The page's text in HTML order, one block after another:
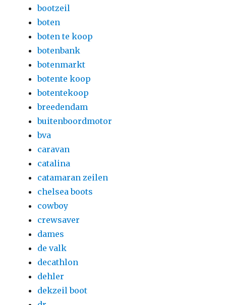
bootzeil
boten
boten te koop
botenbank
botenmarkt
botente koop
botentekoop
breedendam
buitenboordmotor
bva
caravan
catalina
catamaran zeilen
chelsea boots
cowboy
crewsaver
dames
de valk
decathlon
dehler
dekzeil boot